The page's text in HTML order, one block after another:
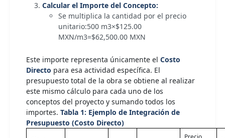
Calcular el Importe del Concepto:
Se multiplica la cantidad por el precio
unitario:500 m3×$125.00
MXN/m3=$62,500.00 MXN
Este importe representa únicamente el Costo
Directo para esa actividad específica. El
presupuesto total de la obra se obtiene al realizar
este mismo cálculo para cada uno de los
conceptos del proyecto y sumando todos los
importes. Tabla 1: Ejemplo de Integración de
Presupuesto (Costo Directo)